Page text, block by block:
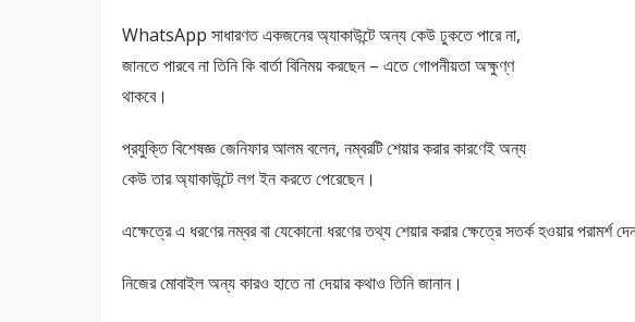
WhatsApp সাধারণত একজনের অ্যাকাউন্টে অন্য কেউ ঢুকতে পারে না,
জানতে পারবে না তিনি কি বার্তা বিনিময় করছেন – এতে গোপনীয়তা অক্ষুণ্ণ
থাকবে।
প্রযুক্তি বিশেষজ্ঞ জেনিফার আলম বলেন, নম্বরটি শেয়ার করার কারণেই অন্য
কেউ তার অ্যাকাউন্টে লগ ইন করতে পেরেছেন।
এক্ষেত্রে এ ধরণের নম্বর বা যেকোনো ধরণের তথ্য শেয়ার করার ক্ষেত্রে সতর্ক হওয়ার পরামর্শ
নিজের মোবাইল অন্য কারও হাতে না দেয়ার কথাও তিনি জানান।